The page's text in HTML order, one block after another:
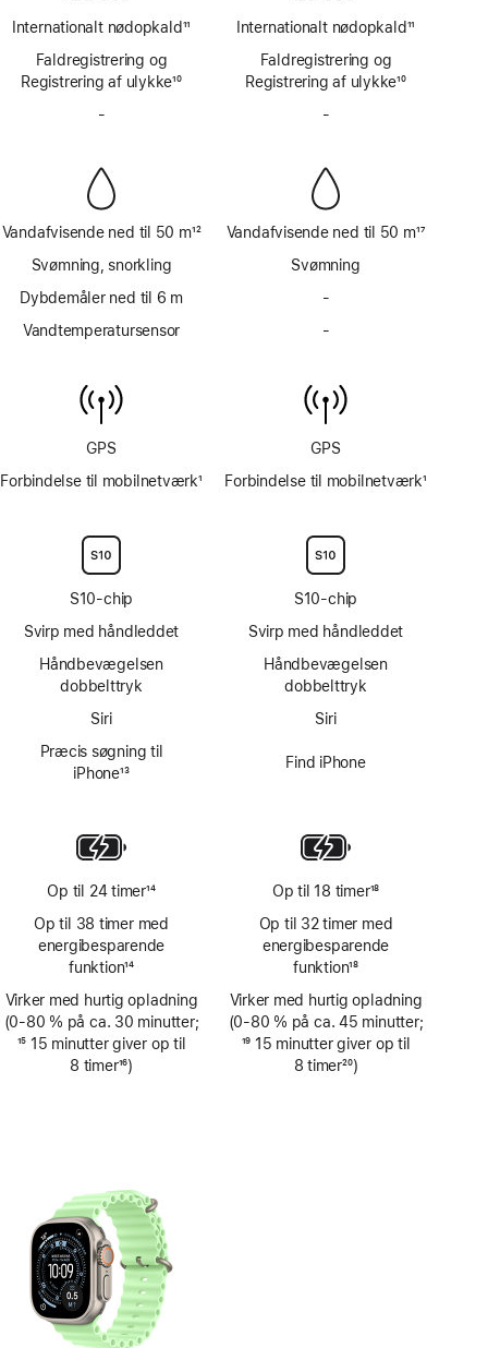
Internationalt nødopkald11
Faldregistrering og
Registrering af ulykke10
-
Vandafvisende ned til 50 m12
Svømning, snorkling
Dybdemåler ned til 6 m
Vandtemperatursensor
GPS
Forbindelse til mobilnetværk1
S10-chip
Svirp med håndleddet
Håndbevægelsen
dobbelttryk
Siri
Præcis søgning til
iPhone13
Op til 24 timer14
Op til 38 timer med
energi­­besparende
funktion14
Virker med hurtig opladning
(0‑80 % på ca. 30 minutter;
Fodnote
15 15 minutter giver op til
8 timer16)
Internationalt nødopkald11
Faldregistrering og
Registrering af ulykke10
-
Vandafvisende ned til 50 m17
Svømning
-
6 m
-
GPS
Forbindelse til mobilnetværk1
S10-chip
Svirp med håndleddet
Håndbevægelsen
dobbelttryk
Siri
Find iPhone
Op til 18 timer18
Op til 32 timer med
energi­­besparende
funktion18
Virker med hurtig opladning
(0‑80 % på ca. 45 minutter;
Fodnote
19 15 minutter giver op til
8 timer20)